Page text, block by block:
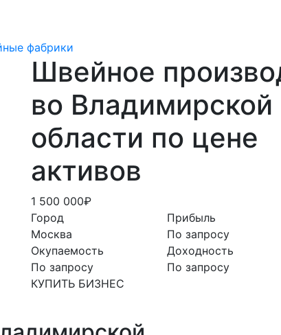
фабрики
Швейное
во Владимирской
области по цене
активов
1 500 000₽
Город
Москва
Окупаемость
По запросу
КУПИТЬ БИЗНЕС
Прибыль
По запросу
Доходность
По запросу